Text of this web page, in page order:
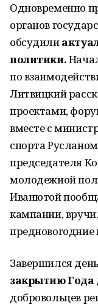
Одновременно
органов
обсудили
политики.
по
Литвицкий
проектами,
вместе с
спорта
председателя
молодежной
Иванютой
кампании,
предновогодние
Завершился
закрытию Года
добровольцев